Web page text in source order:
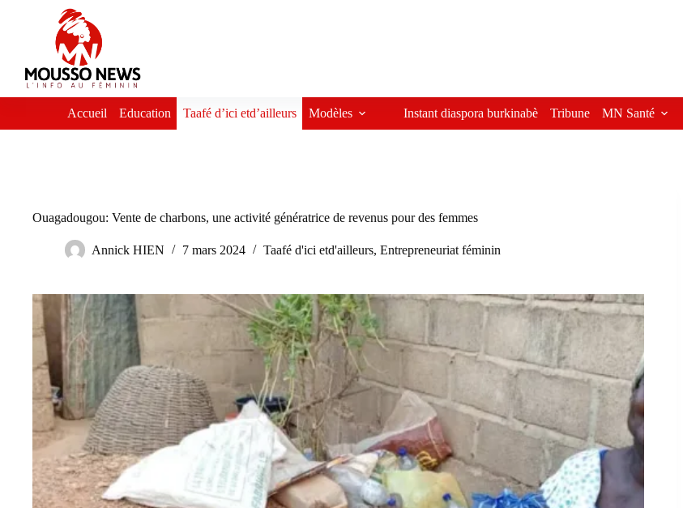
Accueil Education Taafé d’ici etd’ailleurs Modèles Instant diaspora burkinabè Tribune MN Santé
Ouagadougou: Vente de charbons, une activité génératrice de revenus pour des femmes
Annick HIEN 7 mars 2024 Taafé d'ici etd'ailleurs, Entrepreneuriat féminin